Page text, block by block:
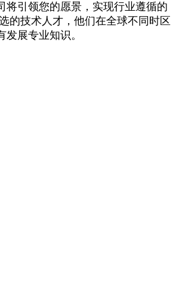
将引领您的愿景，实现行业遵循的
的技术人才，他们在全球不同时区
展专业知识。